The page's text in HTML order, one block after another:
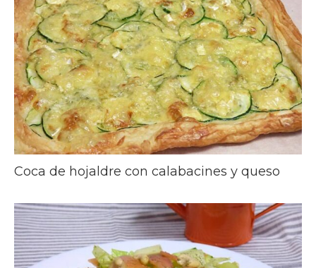
Coca de hojaldre con calabacines y queso